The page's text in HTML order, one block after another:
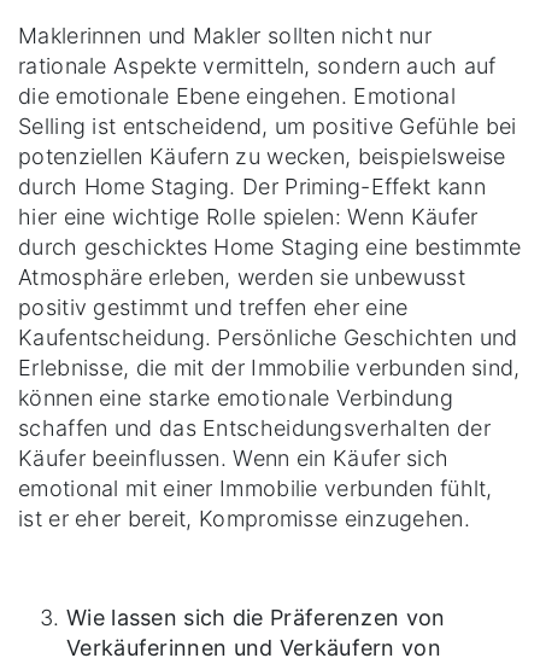
Maklerinnen und Makler sollten nicht nur
rationale Aspekte vermitteln, sondern auch auf
die emotionale Ebene eingehen. Emotional
Selling ist entscheidend, um positive Gefühle bei
potenziellen Käufern zu wecken, beispielsweise
durch Home Staging. Der Priming-Effekt kann
hier eine wichtige Rolle spielen: Wenn Käufer
durch geschicktes Home Staging eine bestimmte
Atmosphäre erleben, werden sie unbewusst
positiv gestimmt und treffen eher eine
Kaufentscheidung. Persönliche Geschichten und
Erlebnisse, die mit der Immobilie verbunden sind,
können eine starke emotionale Verbindung
schaffen und das Entscheidungsverhalten der
Käufer beeinflussen. Wenn ein Käufer sich
emotional mit einer Immobilie verbunden fühlt,
ist er eher bereit, Kompromisse einzugehen.
Wie lassen sich die Präferenzen von
Verkäuferinnen und Verkäufern von